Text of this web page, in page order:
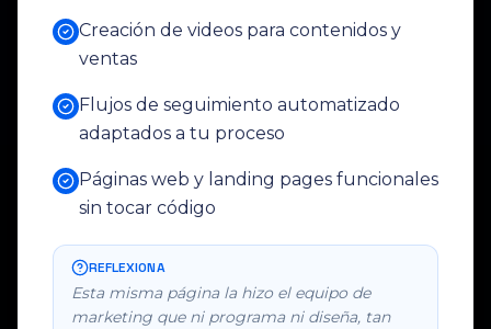
Creación de videos para contenidos y
ventas
Flujos de seguimiento automatizado
adaptados a tu proceso
Páginas web y landing pages funcionales
sin tocar código
REFLEXIONA
Esta misma página la hizo el equipo de
marketing que ni programa ni diseña, tan